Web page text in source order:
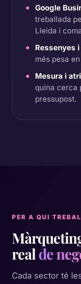
Google
treballada
Lleida i
Ressenyes
més pesa
Mesura i
quina cerca
pressupost.
PER A QUI
real de
Cada sector té